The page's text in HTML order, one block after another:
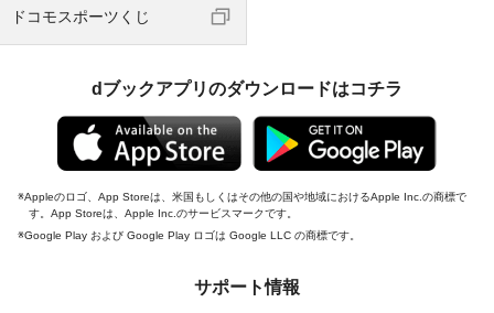
ドコモスポーツくじ
dブックアプリのダウンロードはコチラ
Appleのロゴ、App Storeは、米国もしくはその他の国や地域におけるApple Inc.の商標で
す。App Storeは、Apple Inc.のサービスマークです。
Google Play および Google Play ロゴは Google LLC の商標です。
サポート情報